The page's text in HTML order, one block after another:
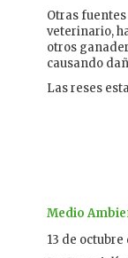
Otras
veterinario,
otros
causando
Las reses
Medio
13 de octubre